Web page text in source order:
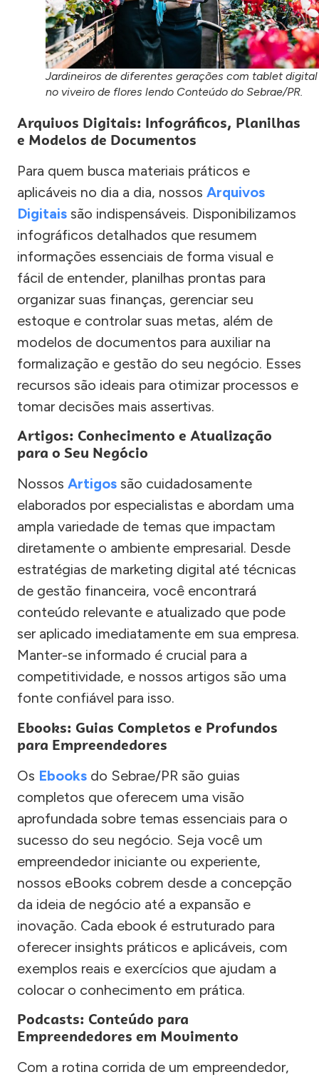
Jardineiros de diferentes gerações com tablet digital
no viveiro de flores lendo Conteúdo do Sebrae/PR.
Arquivos Digitais: Infográficos, Planilhas
e Modelos de Documentos
Para quem busca materiais práticos e
aplicáveis no dia a dia, nossos Arquivos
Digitais são indispensáveis. Disponibilizamos
infográficos detalhados que resumem
informações essenciais de forma visual e
fácil de entender, planilhas prontas para
organizar suas finanças, gerenciar seu
estoque e controlar suas metas, além de
modelos de documentos para auxiliar na
formalização e gestão do seu negócio. Esses
recursos são ideais para otimizar processos e
tomar decisões mais assertivas.
Artigos: Conhecimento e Atualização
para o Seu Negócio
Nossos Artigos são cuidadosamente
elaborados por especialistas e abordam uma
ampla variedade de temas que impactam
diretamente o ambiente empresarial. Desde
estratégias de marketing digital até técnicas
de gestão financeira, você encontrará
conteúdo relevante e atualizado que pode
ser aplicado imediatamente em sua empresa.
Manter-se informado é crucial para a
competitividade, e nossos artigos são uma
fonte confiável para isso.
Ebooks: Guias Completos e Profundos
para Empreendedores
Os Ebooks do Sebrae/PR são guias
completos que oferecem uma visão
aprofundada sobre temas essenciais para o
sucesso do seu negócio. Seja você um
empreendedor iniciante ou experiente,
nossos eBooks cobrem desde a concepção
da ideia de negócio até a expansão e
inovação. Cada ebook é estruturado para
oferecer insights práticos e aplicáveis, com
exemplos reais e exercícios que ajudam a
colocar o conhecimento em prática.
Podcasts: Conteúdo para
Empreendedores em Movimento
Com a rotina corrida de um empreendedor,